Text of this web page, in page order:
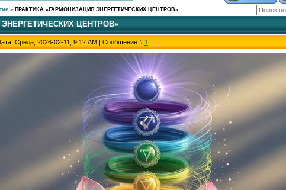
» ПРАКТИКА «ГАРМОНИЗАЦИЯ ЭНЕРГЕТИЧЕСКИХ ЦЕНТРОВ»
ЦЕНТРОВ»
Среда, 2026-02-11, 9:12 AM | Сообщение # 1